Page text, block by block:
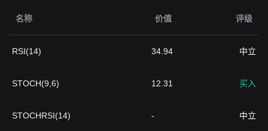
名称 价值 评级
RSI(14) 34.94 中立
STOCH(9,6) 12.31 买入
STOCHRSI(14) - 中立